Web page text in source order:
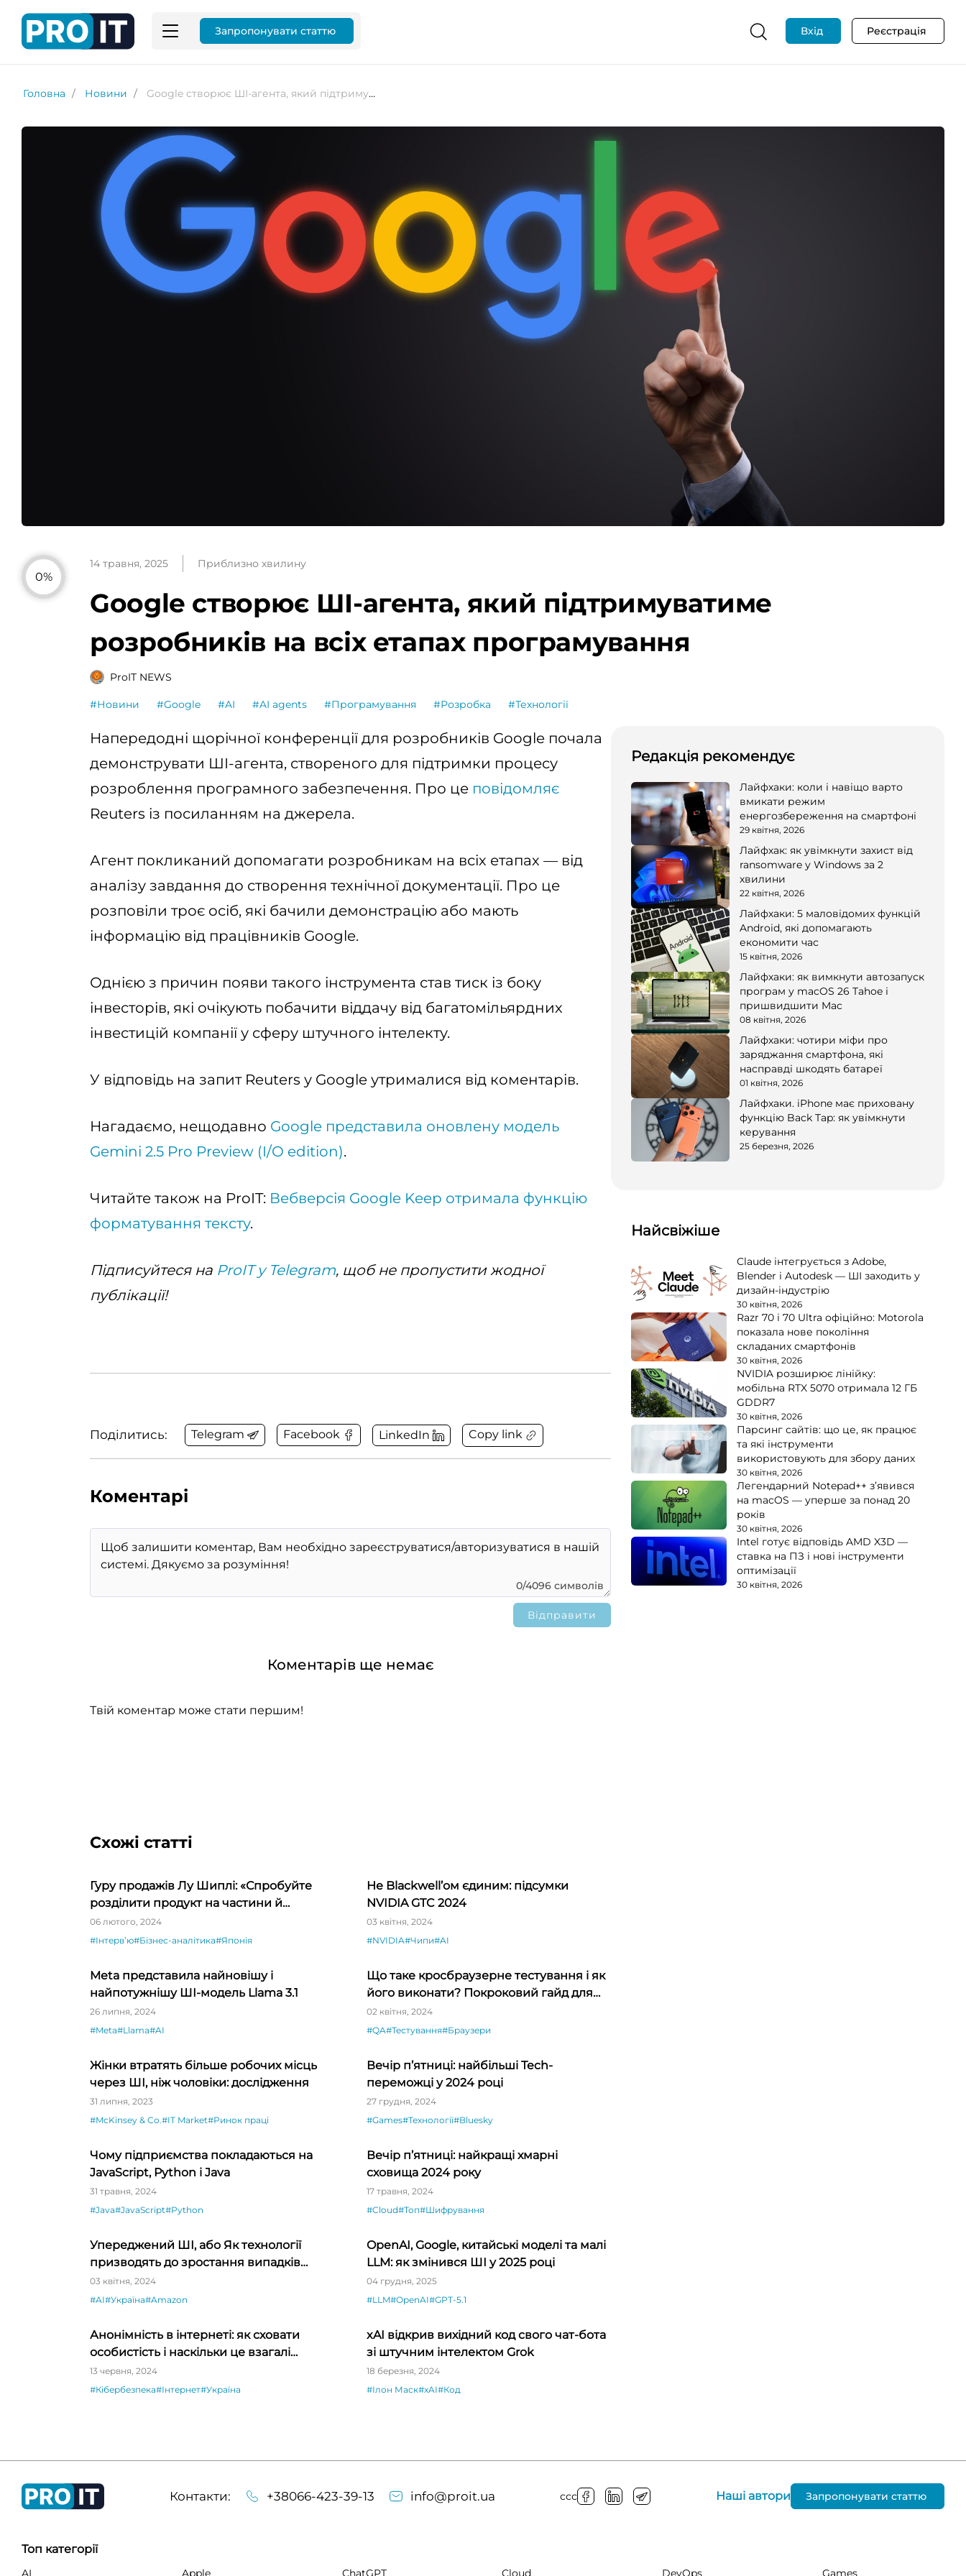
Запропонувати статтю Вхід Реєстрація
Головна Новини Google створює ШІ-агента, який підтримуватиме розробників на всіх етапах програмування
0%
14 травня, 2025 Приблизно хвилину
Google створює ШІ-агента, який підтримуватиме
розробників на всіх етапах програмування
ProIT NEWS
#Новини #Google #AI #AI agents #Програмування #Розробка #Технології
Напередодні щорічної конференції для розробників Google почала
демонструвати ШІ-агента, створеного для підтримки процесу
розроблення програмного забезпечення. Про це повідомляє
Reuters із посиланням на джерела.
Агент покликаний допомагати розробникам на всіх етапах — від
аналізу завдання до створення технічної документації. Про це
розповіли троє осіб, які бачили демонстрацію або мають
інформацію від працівників Google.
Однією з причин появи такого інструмента став тиск із боку
інвесторів, які очікують побачити віддачу від багатомільярдних
інвестицій компанії у сферу штучного інтелекту.
У відповідь на запит Reuters у Google утрималися від коментарів.
Нагадаємо, нещодавно Google представила оновлену модель
Gemini 2.5 Pro Preview (I/O edition).
Читайте також на ProIT: Вебверсія Google Keep отримала функцію
форматування тексту.
Підписуйтеся на ProIT у Telegram, щоб не пропустити жодної
публікації!
Поділитись: Telegram Facebook LinkedIn Copy link
Коментарі
0/4096 символів
Коментарів ще немає
Твій коментар може стати першим!
Схожі статті
Гуру продажів Лу Шиплі: «Спробуйте
розділити продукт на частини й
продавати окремо – ви будете вражені»
06 лютого, 2024
#Інтервʼю#Бізнес-аналітика#Японія
Не Blackwell’ом єдиним: підсумки
NVIDIA GTC 2024
03 квітня, 2024
#NVIDIA#Чипи#AI
Meta представила найновішу і
найпотужнішу ШІ-модель Llama 3.1
26 липня, 2024
#Meta#Llama#AI
Що таке кросбраузерне тестування і як
його виконати? Покроковий гайд для
QA-початківців
02 квітня, 2024
#QA#Тестування#Браузери
Жінки втратять більше робочих місць
через ШІ, ніж чоловіки: дослідження
31 липня, 2023
#McKinsey & Co.#IT Market#Ринок праці
Вечір п’ятниці: найбільші Tech-
переможці у 2024 році
27 грудня, 2024
#Games#Технології#Bluesky
Чому підприємства покладаються на
JavaScript, Python і Java
31 травня, 2024
#Java#JavaScript#Python
Вечір п’ятниці: найкращі хмарні
сховища 2024 року
17 травня, 2024
#Cloud#Топ#Шифрування
Упереджений ШІ, або Як технології
призводять до зростання випадків
дискримінації
03 квітня, 2024
#AI#Україна#Amazon
OpenAI, Google, китайські моделі та малі
LLM: як змінився ШІ у 2025 році
04 грудня, 2025
#LLM#OpenAI#GPT-5.1
Анонімність в інтернеті: як сховати
особистість і наскільки це взагалі
реально
13 червня, 2024
#Кібербезпека#Інтернет#Україна
xAI відкрив вихідний код свого чат-бота
зі штучним інтелектом Grok
18 березня, 2024
#Ілон Маск#xAI#Код
Редакція рекомендує
Лайфхаки: коли і навіщо варто
вмикати режим
енергозбереження на смартфоні
29 квітня, 2026
Лайфхак: як увімкнути захист від
ransomware у Windows за 2
хвилини
22 квітня, 2026
Лайфхаки: 5 маловідомих функцій
Android, які допомагають
економити час
15 квітня, 2026
Лайфхаки: як вимкнути автозапуск
програм у macOS 26 Tahoe і
пришвидшити Mac
08 квітня, 2026
Лайфхаки: чотири міфи про
заряджання смартфона, які
насправді шкодять батареї
01 квітня, 2026
Лайфхаки. iPhone має приховану
функцію Back Tap: як увімкнути
керування
25 березня, 2026
Найсвіжіше
Claude інтегрується з Adobe,
Blender і Autodesk — ШІ заходить у
дизайн-індустрію
30 квітня, 2026
Razr 70 і 70 Ultra офіційно: Motorola
показала нове покоління
складаних смартфонів
30 квітня, 2026
NVIDIA розширює лінійку:
мобільна RTX 5070 отримала 12 ГБ
GDDR7
30 квітня, 2026
Парсинг сайтів: що це, як працює
та які інструменти
використовують для збору даних
30 квітня, 2026
Легендарний Notepad++ з’явився
на macOS — уперше за понад 20
років
30 квітня, 2026
Intel готує відповідь AMD X3D —
ставка на ПЗ і нові інструменти
оптимізації
30 квітня, 2026
Контакти: +38066-423-39-13 info@proit.ua ссс Наші автори Запропонувати статтю
Топ категорії
AI Apple ChatGPT Cloud DevOps Games